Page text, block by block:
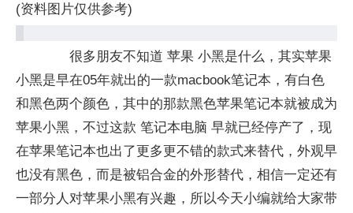
(资料图片仅供参考)
很多朋友不知道 苹果 小黑是什么，其实苹果
小黑是早在05年就出的一款macbook笔记本，有白色
和黑色两个颜色，其中的那款黑色苹果笔记本就被成为
苹果小黑，不过这款 笔记本电脑 早就已经停产了，现
在苹果笔记本也出了更多更不错的款式来替代，外观早
也没有黑色，而是被铝合金的外形替代，相信一定还有
一部分人对苹果小黑有兴趣，所以今天小编就给大家带